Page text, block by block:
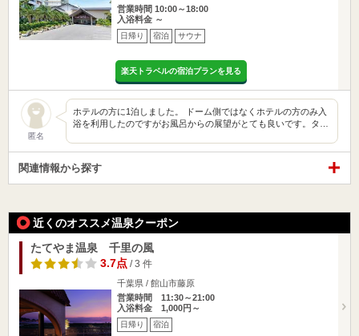
営業時間 10:00～18:00
入浴料金 ～
日帰り 宿泊 サウナ
楽天トラベルの宿泊プランを見る
匿名
ホテルの方に1泊しました。 ドーム側ではなくホテルの方のみ入
浴を利用したのですがお風呂からの展望がとても良いです。タ…
関連情報から探す
近くのオススメ温泉クーポン
たてやま温泉 千里の風
3.7点/ 3 件
千葉県 / 館山市藤原
営業時間 11:30～21:00
入浴料金 1,000円～
日帰り 宿泊